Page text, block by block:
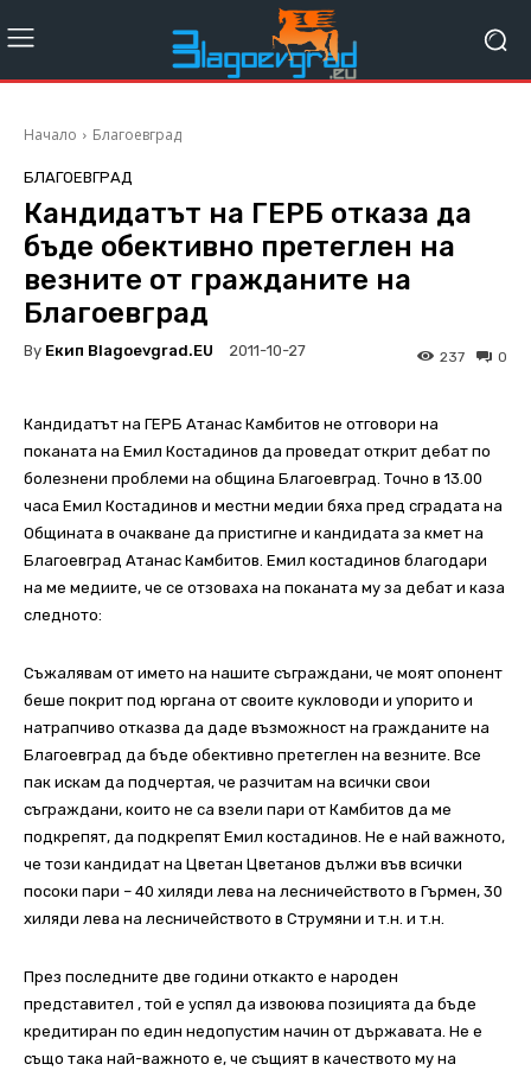
Начало Благоевград
БЛАГОЕВГРАД
Кандидатът на ГЕРБ отказа да
бъде обективно претеглен на
везните от гражданите на
Благоевград
By Екип Blagoevgrad.EU 2011-10-27 0
237
Кандидатът на ГЕРБ Атанас Камбитов не отговори на
поканата на Емил Костадинов да проведат открит дебат по
болезнени проблеми на община Благоевград. Точно в 13.00
часа Емил Костадинов и местни медии бяха пред сградата на
Общината в очакване да пристигне и кандидата за кмет на
Благоевград Атанас Камбитов. Емил костадинов благодари
на ме мeдиите, че се отзоваха на поканата му за дебат и каза
следното:
Съжалявам от името на нашите съграждани, че моят опонент
беше покрит под юргана от своите кукловоди и упорито и
натрапчиво отказва да даде възможност на гражданите на
Благоевград да бъде обективно претеглен на везните. Все
пак искам да подчертая, че разчитам на всички свои
съграждани, които не са взели пари от Камбитов да ме
подкрепят, да подкрепят Емил костадинов. Не е най важното,
че този кандидат на Цветан Цветанов дължи във всички
посоки пари – 40 хиляди лева на лесничейството в Гърмен, 30
хиляди лева на лесничейството в Струмяни и т.н. и т.н.
През последните две години откакто е народен
представител , той е успял да извоюва позицията да бъде
кредитиран по един недопустим начин от държавата. Не е
също така най-важното е, че същият в качеството му на